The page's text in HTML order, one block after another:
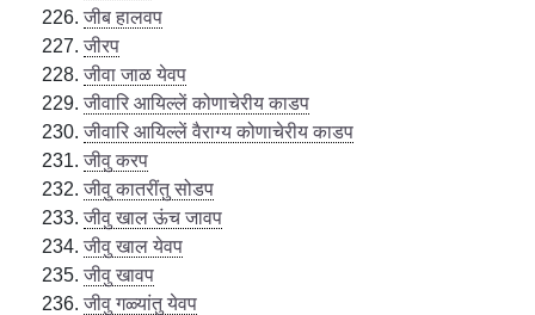
जीब हालवप
जीरप
जीवा जाळ येवप
जीवारि आयिल्लें कोणाचेरीय काडप
जीवारि आयिल्लें वैराग्य कोणाचेरीय काडप
जीवु करप
जीवु कातरींतु सोडप
जीवु खाल ऊंच जावप
जीवु खाल येवप
जीवु खावप
जीवु गळ्यांतु येवप